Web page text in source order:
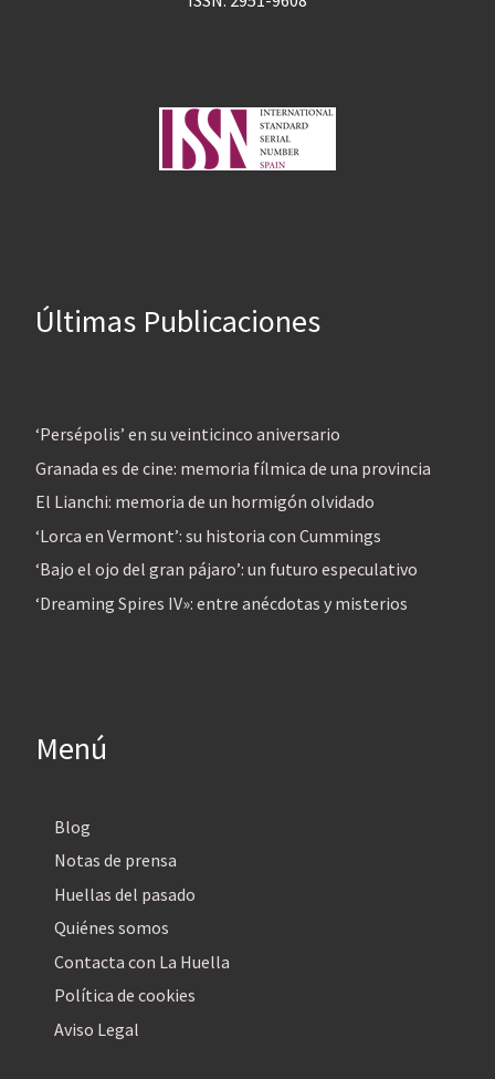
Últimas Publicaciones
‘Persépolis’ en su veinticinco aniversario
Granada es de cine: memoria fílmica de una provincia
El Lianchi: memoria de un hormigón olvidado
‘Lorca en Vermont’: su historia con Cummings
‘Bajo el ojo del gran pájaro’: un futuro especulativo
‘Dreaming Spires IV»: entre anécdotas y misterios
Menú
Blog
Notas de prensa
Huellas del pasado
Quiénes somos
Contacta con La Huella
Política de cookies
Aviso Legal